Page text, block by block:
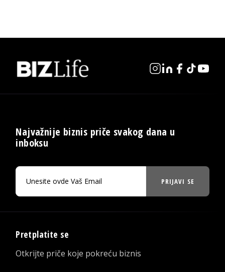
Najvažnije biznis priče svakog dana u
inboksu
PRIJAVI SE
Pretplatite se
Otkrijte priče koje pokreću biznis